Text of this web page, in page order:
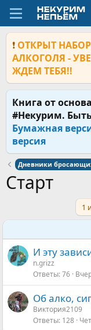
❗ ОТКРЫТ
АЛКОГОЛЯ -
ЖДЕМ ТЕБЯ!!
Книга от
#Некурим.
Бумажная
версия
Дневники
Старт
1
И эту
n.grizz
Ответы 76
Об алко,
Виктория2109
Ответы 128